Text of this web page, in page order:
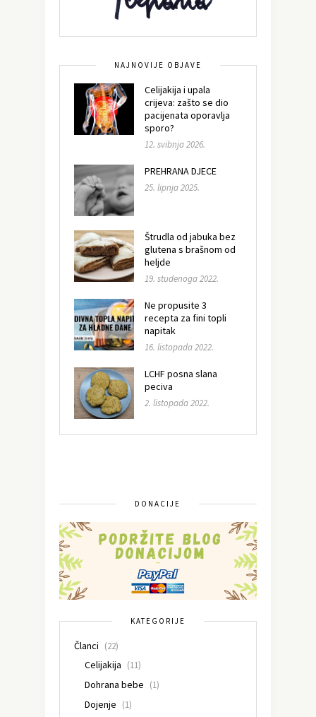
NAJNOVIJE OBJAVE
Celijakija i upala
crijeva: zašto se dio
pacijenata oporavlja
sporo?
12. svibnja 2026.
PREHRANA DJECE
25. lipnja 2025.
Štrudla od jabuka bez
glutena s brašnom od
heljde
19. studenoga 2022.
Ne propusite 3
recepta za fini topli
napitak
16. listopada 2022.
LCHF posna slana
peciva
2. listopada 2022.
DONACIJE
KATEGORIJE
Članci (22)
Celijakija (11)
Dohrana bebe (1)
Dojenje (1)